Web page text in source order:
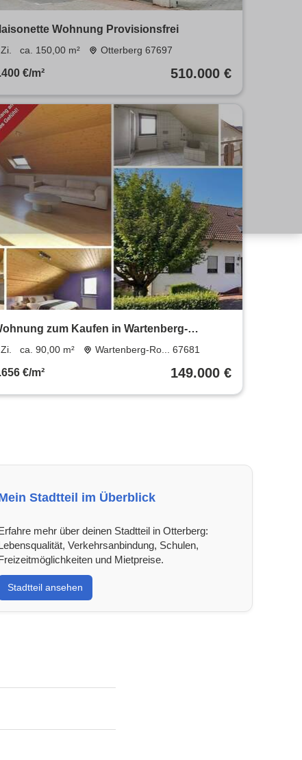
Wohnung Provisionsfrei
ca. 150,00 m² Otterberg 67697
€/m² 510.000 €
zum Kaufen in Wartenberg-
149.000 € 90 m²
ca. 90,00 m² Wartenberg-Ro... 67681
€/m² 149.000 €
Stadtteil im Überblick
mehr über deinen Stadtteil in Otterberg:
Verkehrsanbindung, Schulen,
und Mietpreise.
Stadtteil ansehen